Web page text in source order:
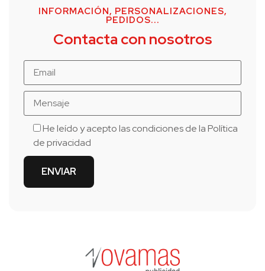
INFORMACIÓN, PERSONALIZACIONES,
PEDIDOS...
Contacta con nosotros
He leído y acepto las condiciones de laPolítica
de privacidad